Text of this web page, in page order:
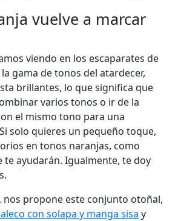
vuelve a marcar
viendo en los escaparates de
gama de tonos del atardecer,
brillantes, lo que significa que
varios tonos o ir de la
el mismo tono para una
solo quieres un pequeño toque,
en tonos naranjas, como
te ayudarán. Igualmente, te doy
nos propone este conjunto otoñal,
con solapa y manga sisa y